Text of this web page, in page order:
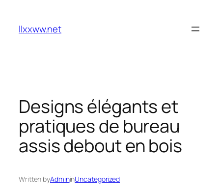
content
llxxww.net
Designs élégants et
pratiques de bureau
assis debout en bois
Written byAdmininUncategorized